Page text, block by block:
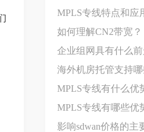
MPLS专线特点和应
如何理解CN2带宽？
海外机房托管支持哪
MPLS专线有什么优
MPLS专线有哪些优
影响sdwan价格‍的主